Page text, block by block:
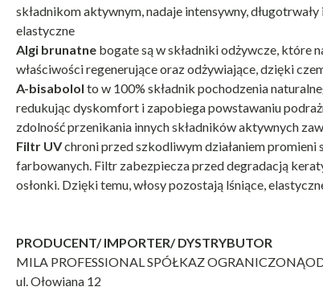
składnikom aktywnym, nadaje intensywny,
elastyczne
Algi brunatne bogate są w składniki odżywcze, które
właściwości regenerujące oraz odżywiające, dzięki
A-bisabolol to w 100% składnik pochodzenia
redukując dyskomfort i zapobiega powstawaniu
zdolność przenikania innych składników aktywnych
Filtr UVchroni przed szkodliwym działaniem promieni
farbowanych. Filtr zabezpiecza przed degradacją
osłonki. Dzięki temu, włosy pozostają lśniące,
PRODUCENT/ IMPORTER/ DYSTRYBUTOR
MILA PROFESSIONAL SPÓŁKAZ
ul. Ołowiana 12